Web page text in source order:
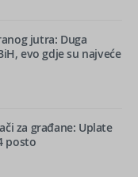
jutra: Duga
evo gdje su najveće
za građane: Uplate
posto